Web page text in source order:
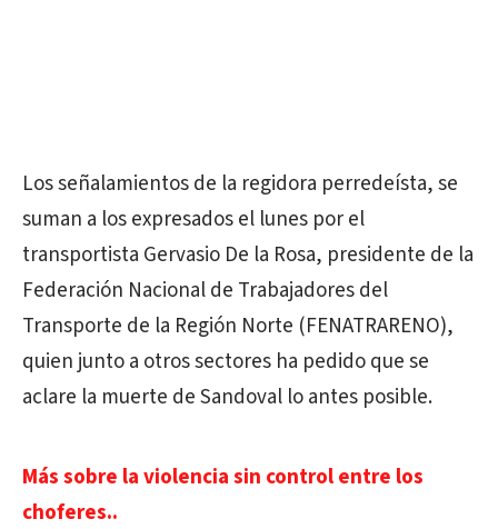
Los señalamientos de la regidora perredeísta, se
suman a los expresados el lunes por el
transportista Gervasio De la Rosa, presidente de la
Federación Nacional de Trabajadores del
Transporte de la Región Norte (FENATRARENO),
quien junto a otros sectores ha pedido que se
aclare la muerte de Sandoval lo antes posible.
Más sobre la violencia sin control entre los
choferes..